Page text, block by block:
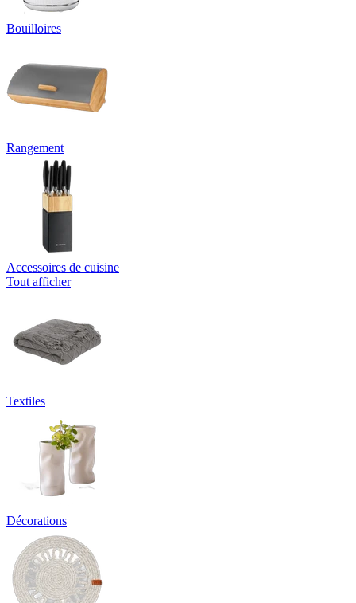
Bouilloires
Rangement
Accessoires de cuisine
Tout afficher
Textiles
Décorations